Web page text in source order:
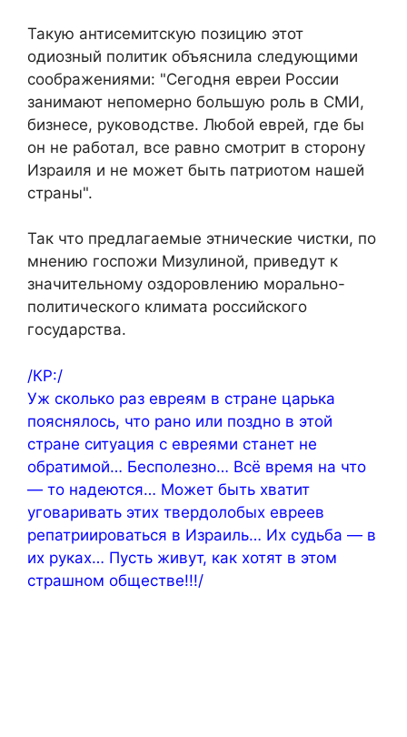
Такую антисемитскую позицию этот
одиозный политик объяснила следующими
соображениями: "Сегодня евреи России
занимают непомерно большую роль в СМИ,
бизнесе, руководстве. Любой еврей, где бы
он не работал, все равно смотрит в сторону
Израиля и не может быть патриотом нашей
страны".
Так что предлагаемые этнические чистки, по
мнению госпожи Мизулиной, приведут к
значительному оздоровлению морально-
политического климата российского
государства.
/КР:/
Уж сколько раз евреям в стране царька
пояснялось, что рано или поздно в этой
стране ситуация с евреями станет не
обратимой… Бесполезно… Всё время на что
— то надеются… Может быть хватит
уговаривать этих твердолобых евреев
репатриироваться в Израиль… Их судьба — в
их руках… Пусть живут, как хотят в этом
страшном обществе!!!/